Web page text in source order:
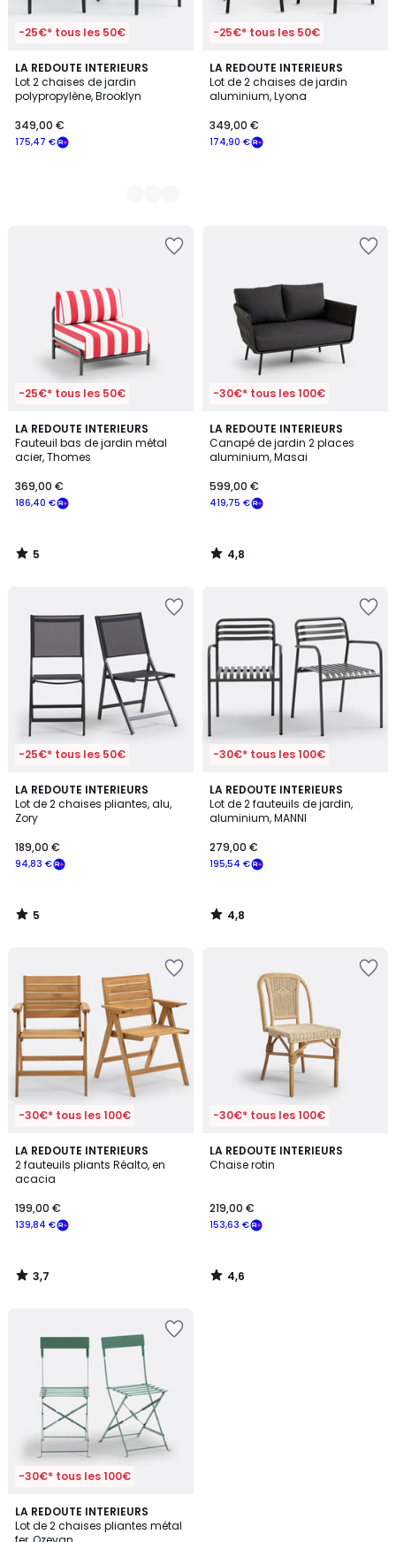
-25€* tous les 50€
LA REDOUTE INTERIEURS
Lot 2 chaises de jardin
polypropylène, Brooklyn
175,47 €
349,00 €
2
Couleurs
-25€* tous les 50€
LA REDOUTE INTERIEURS
Lot de 2 chaises de jardin
aluminium, Lyona
174,90 €
349,00 €
-25€* tous les 50€
LA REDOUTE INTERIEURS
Fauteuil bas de jardin métal
acier, Thomes
186,40 €
369,00 €
5
/
5
5
/
-30€* tous les 100€
LA REDOUTE INTERIEURS
Canapé de jardin 2 places
aluminium, Masai
419,75 €
599,00 €
4,8
/ 5
4,8
/
-25€* tous les 50€
LA REDOUTE INTERIEURS
Lot de 2 chaises pliantes, alu,
Zory
94,83 €
189,00 €
5
/
5
5
/
-30€* tous les 100€
LA REDOUTE INTERIEURS
Lot de 2 fauteuils de jardin,
aluminium, MANNI
195,54 €
279,00 €
4,8
/ 5
4,8
/
-30€* tous les 100€
LA REDOUTE INTERIEURS
2 fauteuils pliants Réalto, en
acacia
139,84 €
199,00 €
3,7
/ 5
3,7
/
-30€* tous les 100€
LA REDOUTE INTERIEURS
Chaise rotin
153,63 €
219,00 €
4,6
/ 5
4,6
/
-30€* tous les 100€
LA REDOUTE INTERIEURS
Lot de 2 chaises pliantes métal
4,3
/ 5
2
Couleurs